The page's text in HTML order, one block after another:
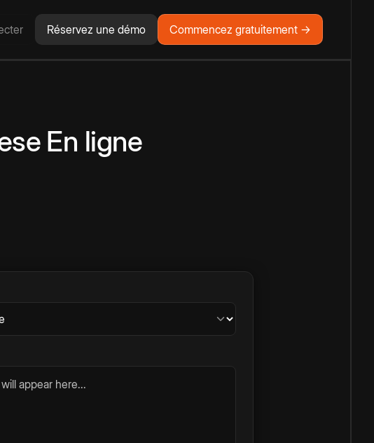
Réservez une démo Commencez gratuitement →
En ligne
appear here...